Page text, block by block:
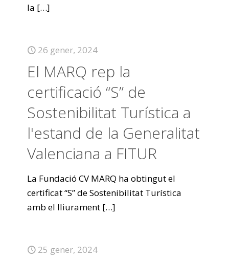
la […]
26 gener, 2024
El MARQ rep la
certificació “S” de
Sostenibilitat Turística a
l'estand de la Generalitat
Valenciana a FITUR
La Fundació CV MARQ ha obtingut el
certificat “S” de Sostenibilitat Turística
amb el lliurament […]
25 gener, 2024